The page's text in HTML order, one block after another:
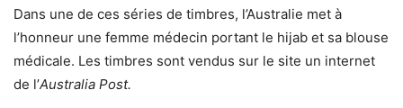
Dans une de ces séries de timbres, l’Australie met à
l’honneur une femme médecin portant le hijab et sa blouse
médicale. Les timbres sont vendus sur le site un internet
de l’Australia Post.